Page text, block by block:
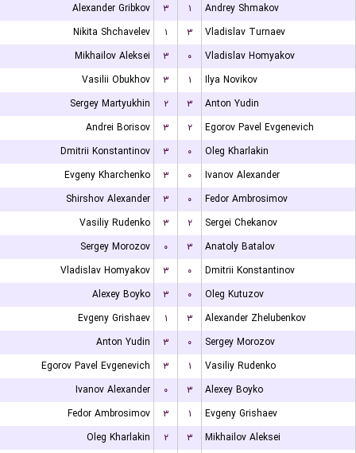
Alexander Gribkov
۳ ۱
Andrey Shmakov
Nikita Shchavelev
۱ ۳
Vladislav Turnaev
Mikhailov Aleksei
۳ ۰
Vladislav Homyakov
Vasilii Obukhov
۳ ۱
Ilya Novikov
Sergey Martyukhin
۲ ۳
Anton Yudin
Andrei Borisov
۳ ۲
Egorov Pavel Evgenevich
Dmitrii Konstantinov
۳ ۰
Oleg Kharlakin
Evgeny Kharchenko
۳ ۰
Ivanov Alexander
Shirshov Alexander
۳ ۰
Fedor Ambrosimov
Vasiliy Rudenko
۳ ۲
Sergei Chekanov
Sergey Morozov
۰ ۳
Anatoly Batalov
Vladislav Homyakov
۳ ۰
Dmitrii Konstantinov
Alexey Boyko
۳ ۰
Oleg Kutuzov
Evgeny Grishaev
۱ ۳
Alexander Zhelubenkov
Anton Yudin
۳ ۰
Sergey Morozov
Egorov Pavel Evgenevich
۳ ۱
Vasiliy Rudenko
Ivanov Alexander
۰ ۳
Alexey Boyko
Fedor Ambrosimov
۳ ۱
Evgeny Grishaev
Oleg Kharlakin
۲ ۳
Mikhailov Aleksei